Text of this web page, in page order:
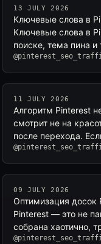
13 JULY 2026
Ключевые слова в
Ключевые слова в
поиске, тема пина и
11 JULY 2026
Алгоритм Pinterest
смотрит не на
после перехода.
09 JULY 2026
Оптимизация досок
Pinterest — это не
собрана хаотично,